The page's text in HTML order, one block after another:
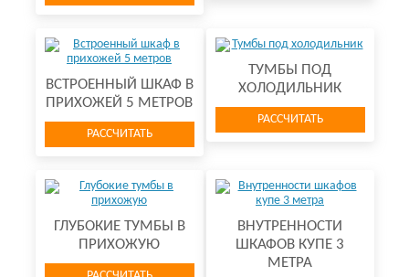
ВСТРОЕННЫЙ ШКАФ В
ПРИХОЖЕЙ 5 МЕТРОВ
РАССЧИТАТЬ
ТУМБЫ ПОД
ХОЛОДИЛЬНИК
РАССЧИТАТЬ
ГЛУБОКИЕ ТУМБЫ В
ПРИХОЖУЮ
ВНУТРЕННОСТИ
ШКАФОВ КУПЕ 3
МЕТРА